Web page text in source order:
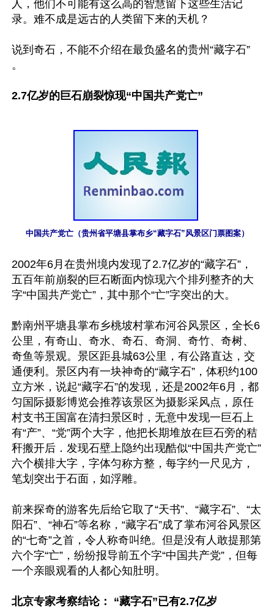
人，他们不可能有这么高的智慧留下这些生活记
录。难不成是远古的人类留下来的天机？
说到奇石，不能不介绍在最负盛名的贵州“藏字石”
。
2.7亿岁的巨石崩裂惊现“中国共产党亡”
中国共产党亡（贵州省平塘县掌布乡“藏字石”风景区门票图案）
2002年6月在贵州境内发现了2.7亿岁的“藏字石”，
五百年前崩裂的巨石断面内惊现六个排列整齐的大
字“中国共产党亡”，其中那个“亡”字突出的大。
黔南州平塘县掌布乡桃坡村掌布河谷风景区，全长6
公里，有奇山、奇水、奇石、奇洞、奇竹、奇树、
奇鱼等景观。景区距县城63公里，有公路直达，交
通便利。景区内有一块神奇的“藏字石”，体积约100
立方米，说起“藏字石”的发现，还是2002年6月，都
匀国际摄影博览会推荐该景区为摄影采风点，原任
村支书王国富在清扫景区时，无意中发现一巨石上
有“产”、“党”两个大字，他把长期堆放在巨石旁的秸
秆搬开后．发现石壁上隐约出现酷似“中国共产党亡”
六个横排大字，字体匀称方整，每字约一尺见方，
笔划突出于石面，如浮雕。
前来探奇的游客先后给它取了“天书”、“藏字石”、“太
阳石”、“神石”等名称，“藏字石”成了掌布河谷风景区
的“七奇”之首，令人称奇叫绝。但是没有人敢提那第
六个字“亡”，纷纷报导前五个字“中国共产党”，但每
一个亲眼观看的人都心知肚明。
北京专家考察结论： “藏字石”已有2.7亿岁